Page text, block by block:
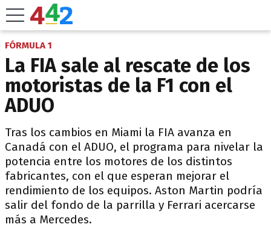
FÓRMULA 1
La FIA sale al rescate de los
motoristas de la F1 con el
ADUO
Tras los cambios en Miami la FIA avanza en
Canadá con el ADUO, el programa para nivelar la
potencia entre los motores de los distintos
fabricantes, con el que esperan mejorar el
rendimiento de los equipos. Aston Martin podría
salir del fondo de la parrilla y Ferrari acercarse
más a Mercedes.